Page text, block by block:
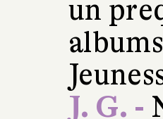
un
J. G. -